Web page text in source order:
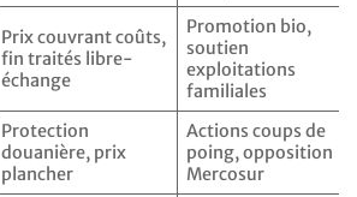
Prix couvrant coûts,
fin traités libre-
échange
Promotion bio,
soutien
exploitations
familiales
Protection
douanière, prix
plancher
Actions coups de
poing, opposition
Mercosur